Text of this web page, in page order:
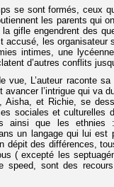
se sont formés, ceux
les parents qui
gifle engendrent des
accusé, les organisateur
intimes, une
d’autres conflits
vue, L’auteur raconte
l’intrigue qui va
Aisha, et Richie, se
sociales et culturelles
ainsi que les ethnies
un langage qui lui est
dépit des différences,
( excepté les
speed, sont des